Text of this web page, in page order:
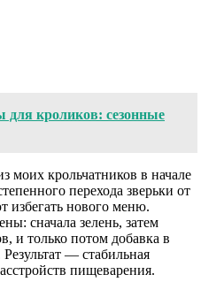
для кроликов: сезонные
моих крольчатников в начале
перехода зверьки от
избегать нового меню.
сначала зелень, затем
и только потом добавка в
Результат — стабильная
пищеварения.